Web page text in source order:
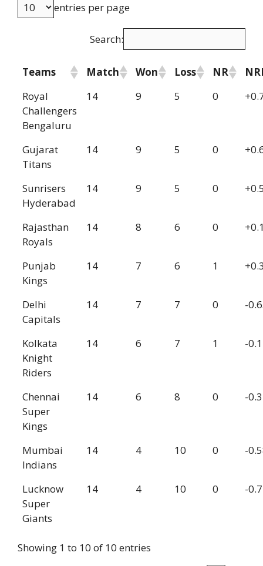
entries per page
Search:
Teams Match Won Loss NR
Royal
Challengers
Bengaluru
14 9 5 0
Gujarat
Titans
14 9 5 0
Sunrisers
Hyderabad
14 9 5 0
Rajasthan
Royals
14 8 6 0
Punjab
Kings
14 7 6 1
Delhi
Capitals
14 7 7 0 -
Kolkata
Knight
Riders
14 6 7 1 -
Chennai
Super
Kings
14 6 8 0 -
Mumbai
Indians
14 4 10 0 -
Lucknow
Super
Giants
14 4 10 0 -
Showing 1 to 10 of 10 entries